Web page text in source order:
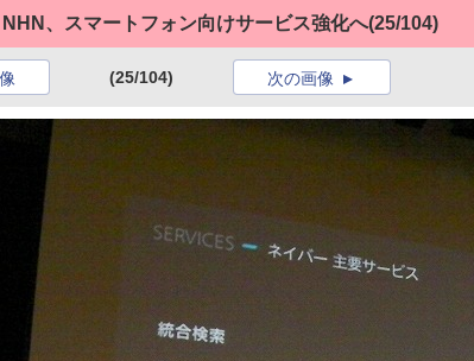
NHN、スマートフォン向けサービス強化へ(25/104)
(25/104) 次の画像